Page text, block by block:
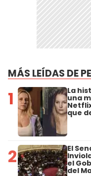
MÁS LEÍDAS DE
1 La
una
que
2 El
el
del